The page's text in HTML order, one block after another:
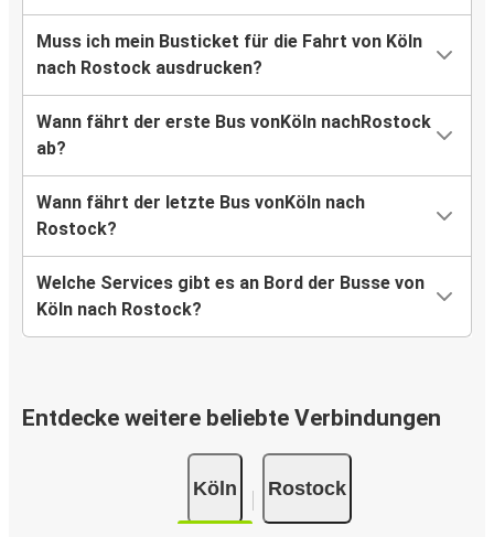
Muss ich mein Busticket für die Fahrt von Köln
nach Rostock ausdrucken?
Wann fährt der erste Bus vonKöln nachRostock
ab?
Wann fährt der letzte Bus vonKöln nach
Rostock?
Welche Services gibt es an Bord der Busse von
Köln nach Rostock?
Entdecke weitere beliebte Verbindungen
Köln Rostock